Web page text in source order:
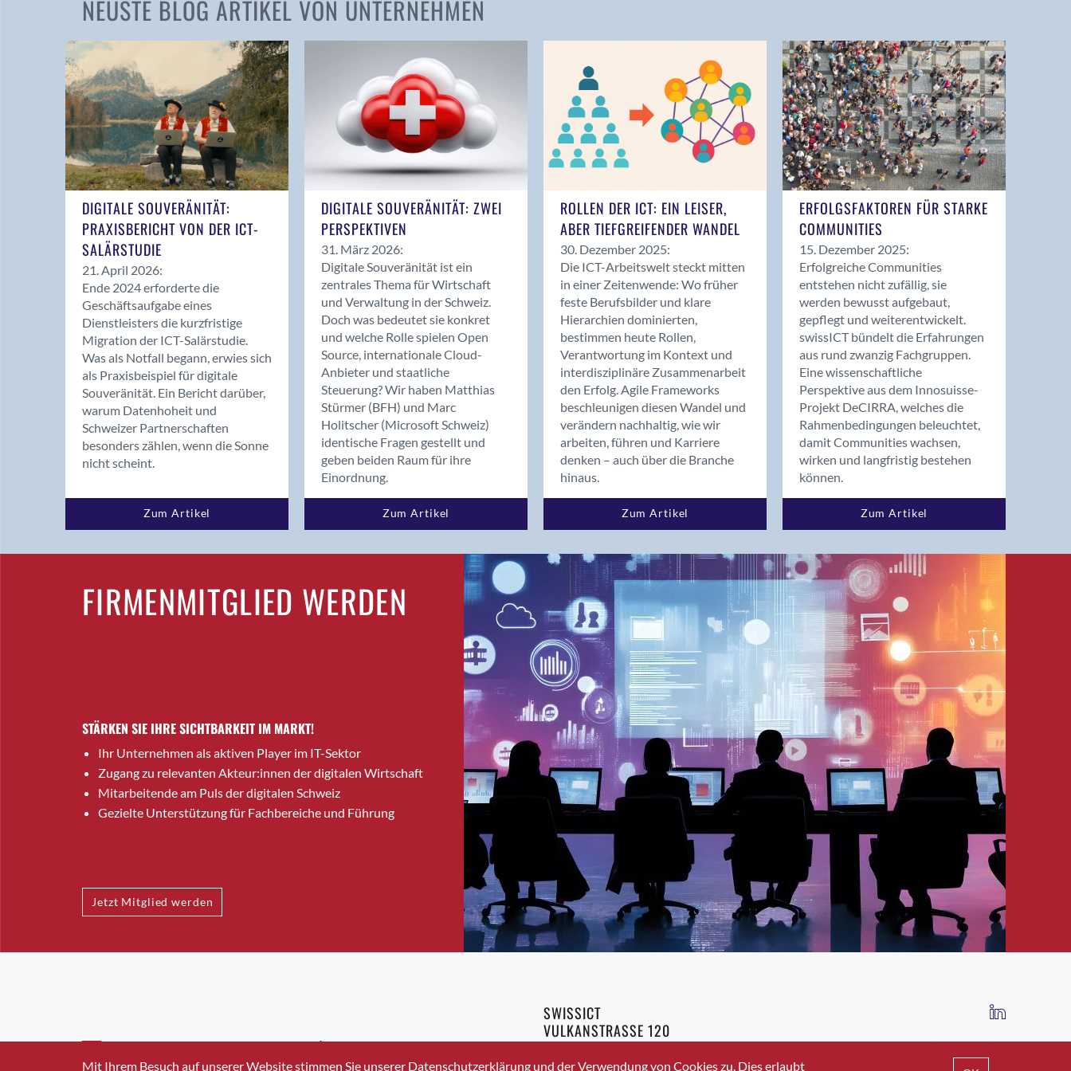
Andelfingen
Balsthal
Balzers
Bassersdorf
Benken (SG)
Bergdietikon
Bern - Liebefeld
Birsfelden
Bolligen
Bonaduz
Bonstetten
Bottighofen
Bremgarten bei Bern
Brig-Glis
Bronschhofen
Brugg
Brugg AG
Burgdorf
Bäretswil
Bülach
Cazis
Crissier
Davos Platz
NEUSTE BLOG ARTIKEL VON UNTERNEHMEN
DIGITALE SOUVERÄNITÄT:
PRAXISBERICHT VON DER ICT-
SALÄRSTUDIE
21. April 2026:
Ende 2024 erforderte die
Geschäftsaufgabe eines
Dienstleisters die kurzfristige
Migration der ICT-Salärstudie.
Was als Notfall begann, erwies sich
als Praxisbeispiel für digitale
Souveränität. Ein Bericht darüber,
warum Datenhoheit und
Schweizer Partnerschaften
besonders zählen, wenn die Sonne
nicht scheint.
Zum Artikel
DIGITALE SOUVERÄNITÄT: ZWEI
PERSPEKTIVEN
31. März 2026:
Digitale Souveränität ist ein
zentrales Thema für Wirtschaft
und Verwaltung in der Schweiz.
Doch was bedeutet sie konkret
und welche Rolle spielen Open
Source, internationale Cloud-
Anbieter und staatliche
Steuerung? Wir haben Matthias
Stürmer (BFH) und Marc
Holitscher (Microsoft Schweiz)
identische Fragen gestellt und
geben beiden Raum für ihre
Einordnung.
Zum Artikel
ROLLEN DER ICT: EIN LEISER,
ABER TIEFGREIFENDER WANDEL
30. Dezember 2025:
Die ICT-Arbeitswelt steckt mitten
in einer Zeitenwende: Wo früher
feste Berufsbilder und klare
Hierarchien dominierten,
bestimmen heute Rollen,
Verantwortung im Kontext und
interdisziplinäre Zusammenarbeit
den Erfolg. Agile Frameworks
beschleunigen diesen Wandel und
verändern nachhaltig, wie wir
arbeiten, führen und Karriere
denken – auch über die Branche
hinaus.
Zum Artikel
ERFOLGSFAKTOREN FÜR STARKE
COMMUNITIES
15. Dezember 2025:
Erfolgreiche Communities
entstehen nicht zufällig, sie
werden bewusst aufgebaut,
gepflegt und weiterentwickelt.
swissICT bündelt die Erfahrungen
aus rund zwanzig Fachgruppen.
Eine wissenschaftliche
Perspektive aus dem Innosuisse-
Projekt DeCIRRA, welches die
Rahmenbedingungen beleuchtet,
damit Communities wachsen,
wirken und langfristig bestehen
können.
Zum Artikel
FIRMENMITGLIED WERDEN
STÄRKEN SIE IHRE SICHTBARKEIT IM MARKT!
Ihr Unternehmen als aktiven Player im IT-Sektor
Zugang zu relevanten Akteur:innen der digitalen Wirtschaft
Mitarbeitende am Puls der digitalen Schweiz
Gezielte Unterstützung für Fachbereiche und Führung
Jetzt Mitglied werden
INFO@SWISSICT.CH +41 43 336 40 20
SWISSICT
VULKANSTRASSE 120
8048 ZURICH
IMPRESSUM DATENSCHUTZ AGB
Mit Ihrem Besuch auf unserer Website stimmen Sie unserer Datenschutzerklärung und der Verwendung von Cookies zu. Dies erlaubt